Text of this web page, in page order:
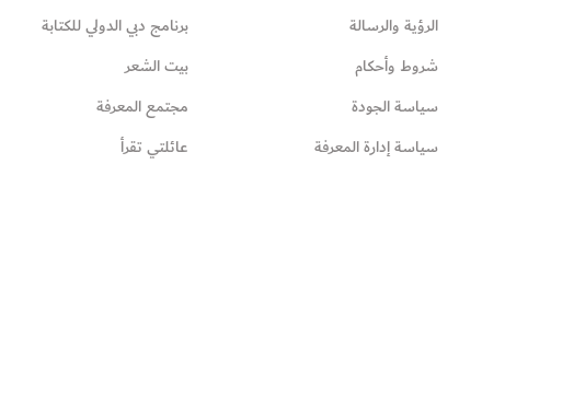
الرؤية والرسالة
شروط وأحكام
سياسة الجودة
سياسة إدارة المعرفة
برنامج دبي الدولي للكتابة
بيت الشعر
مجتمع المعرفة
عائلتي تقرأ‎